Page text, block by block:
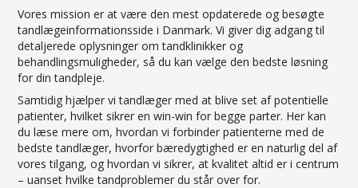
Vores mission er at være den mest opdaterede og besøgte
tandlægeinformationsside i Danmark. Vi giver dig adgang til
detaljerede oplysninger om tandklinikker og
behandlingsmuligheder, så du kan vælge den bedste løsning
for din tandpleje.
Samtidig hjælper vi tandlæger med at blive set af potentielle
patienter, hvilket sikrer en win-win for begge parter. Her kan
du læse mere om, hvordan vi forbinder patienterne med de
bedste tandlæger, hvorfor bæredygtighed er en naturlig del af
vores tilgang, og hvordan vi sikrer, at kvalitet altid er i centrum
– uanset hvilke tandproblemer du står over for.